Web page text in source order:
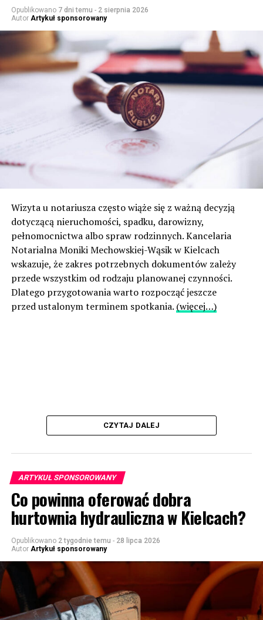
Opublikowano 7 dni temu - 2 sierpnia 2026
Autor Artykuł sponsorowany
Wizyta u notariusza często wiąże się z ważną decyzją
dotyczącą nieruchomości, spadku, darowizny,
pełnomocnictwa albo spraw rodzinnych. Kancelaria
Notarialna Moniki Mechowskiej-Wąsik w Kielcach
wskazuje, że zakres potrzebnych dokumentów zależy
przede wszystkim od rodzaju planowanej czynności.
Dlatego przygotowania warto rozpocząć jeszcze
przed ustalonym terminem spotkania. (więcej…)
CZYTAJ DALEJ
ARTYKUŁ SPONSOROWANY
Co powinna oferować dobra
hurtownia hydrauliczna w Kielcach?
Opublikowano 2 tygodnie temu - 28 lipca 2026
Autor Artykuł sponsorowany